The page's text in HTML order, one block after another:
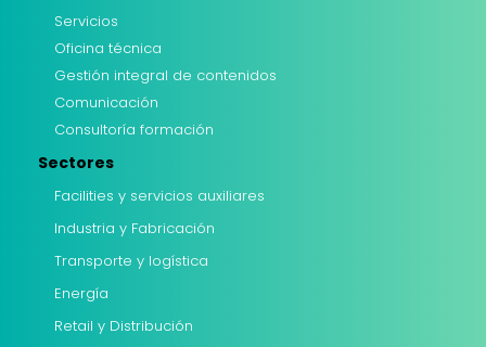
Servicios
Oficina técnica
Gestión integral de contenidos
Comunicación
Consultoría formación
Sectores
Facilities y servicios auxiliares
Industria y Fabricación
Transporte y logística
Energía
Retail y Distribución